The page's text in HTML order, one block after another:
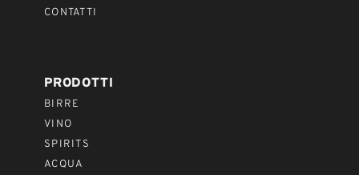
CONTATTI
PRODOTTI
BIRRE
VINO
SPIRITS
ACQUA